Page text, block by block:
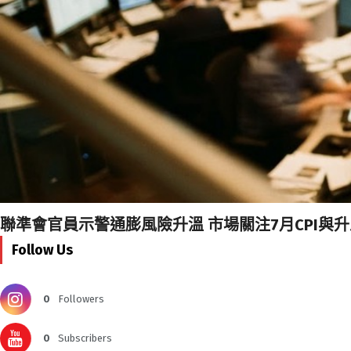
聯準會官員示警通膨風險升溫 市場關注7月CPI與
Follow Us
0 Followers
0 Subscribers